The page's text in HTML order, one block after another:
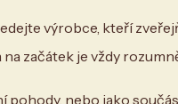
výrobce, kteří
začátek je vždy
nebo jako